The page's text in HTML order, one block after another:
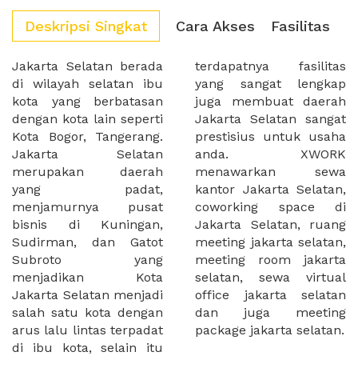
Deskripsi Singkat Cara Akses Fasilitas
Jakarta Selatan berada
di wilayah selatan ibu
kota yang berbatasan
dengan kota lain seperti
Kota Bogor, Tangerang.
Jakarta Selatan
merupakan daerah
yang padat,
menjamurnya pusat
bisnis di Kuningan,
Sudirman, dan Gatot
Subroto yang
menjadikan Kota
Jakarta Selatan menjadi
salah satu kota dengan
arus lalu lintas terpadat
di ibu kota, selain itu
terdapatnya fasilitas
yang sangat lengkap
juga membuat daerah
Jakarta Selatan sangat
prestisius untuk usaha
anda. XWORK
menawarkan sewa
kantor Jakarta Selatan,
coworking space di
Jakarta Selatan, ruang
meeting jakarta selatan,
meeting room jakarta
selatan, sewa virtual
office jakarta selatan
dan juga meeting
package jakarta selatan.